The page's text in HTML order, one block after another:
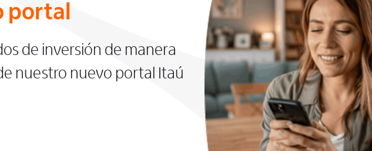
portal
de inversión de manera
nuestro nuevo portal Itaú